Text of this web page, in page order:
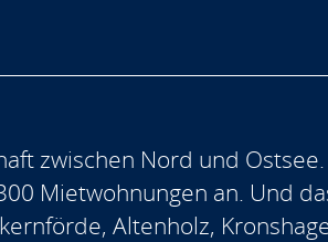
zwischen Nord und
Mietwohnungen an. Und
Altenholz,